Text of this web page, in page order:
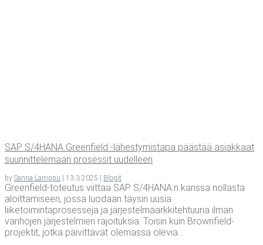
SAP S/4HANA Green­field ‑lähes­ty­mis­ta­pa pääs­tää asiak­kaat
suun­nit­te­le­maan pro­ses­sit uudelleen
by Sanna Lamppu | 13.3.2025 | Blogit
Greenfield-toteutus viittaa SAP S/4HANA:n kanssa nollasta
aloittamiseen, jossa luodaan täysin uusia
liiketoimintaprosesseja ja järjestelmäarkkitehtuuria ilman
vanhojen järjestelmien rajoituksia. Toisin kuin Brownfield-
projektit, jotka päivittävät olemassa olevia...